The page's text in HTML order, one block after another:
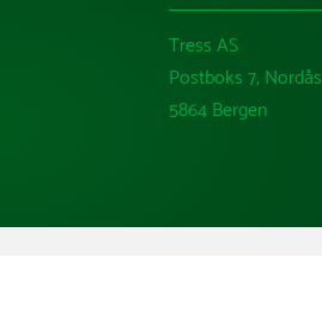
Tress AS
Postboks 7, Nordås
5864 Bergen